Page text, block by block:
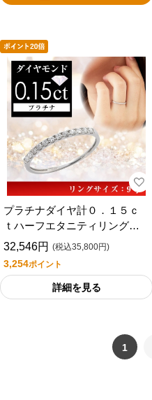
プラチナダイヤ計０．１５ｃ
ｔハーフエタニティリング９
号
32,546円 (税込35,800円)
3,254ポイント
詳細を見る
1